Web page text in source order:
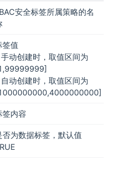
安全标签所属策略的名
签值
动创建时，取值区间为
动创建时，取值区间为
签内容
否为数据标签，默认值